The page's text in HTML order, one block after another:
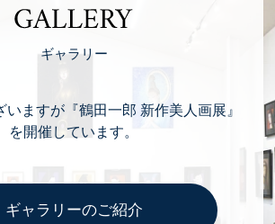
ギャラリー
いますが『鶴田一郎 新作美人画展』
を開催しています。
ギャラリーのご紹介